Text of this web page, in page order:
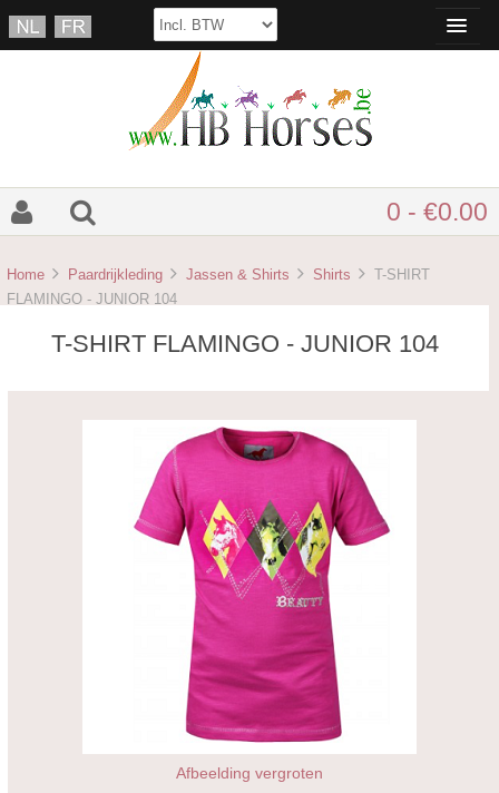
0 - €0.00
Home Paardrijkleding Jassen & Shirts Shirts
T-SHIRT
FLAMINGO - JUNIOR 104
T-SHIRT FLAMINGO - JUNIOR 104
Afbeelding vergroten